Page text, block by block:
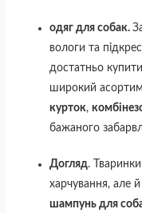
одяг для собак.
вологи та
достатньо
широкий
курток,
бажаного
Догляд.
харчування, але
шампунь для